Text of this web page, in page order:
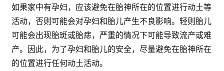
如果家中有孕妇，应该避免在胎神所在的位置进行动土等
活动，否则可能会对孕妇和胎儿产生不良影响。轻则胎儿
可能会出现胎斑或胎痣，严重的情况下可能导致流产或难
产。因此，为了孕妇和胎儿的安全，尽量避免在胎神所在
的位置进行任何动土活动。